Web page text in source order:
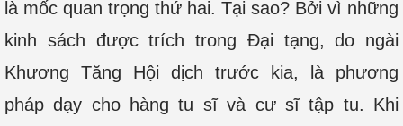
là mốc quan trọng thứ hai. Tại sao? Bởi vì những
kinh sách được trích trong Đại tạng, do ngài
Khương Tăng Hội dịch trước kia, là phương
pháp dạy cho hàng tu sĩ và cư sĩ tập tu. Khi